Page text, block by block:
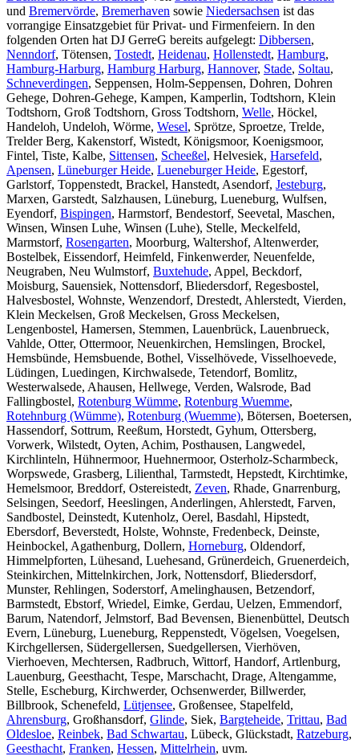
und Bremervörde, Bremerhaven sowie Niedersachsen ist das
vorrangige Einsatzgebiet für Privat- und Firmenfeiern. In den
folgenden Orten hat DJ GerreG bereits aufgelegt: Dibbersen,
Nenndorf, Tötensen, Tostedt, Heidenau, Hollenstedt, Hamburg,
Hamburg-Harburg, Hamburg Harburg, Hannover, Stade, Soltau,
Schneverdingen, Seppensen, Holm-Seppensen, Dohren, Dohren
Gehege, Dohren-Gehege, Kampen, Kamperlin, Todtshorn, Klein
Todtshorn, Groß Todtshorn, Gross Todtshorn, Welle, Höckel,
Handeloh, Undeloh, Wörme, Wesel, Sprötze, Sproetze, Trelde,
Trelder Berg, Kakenstorf, Wistedt, Königsmoor, Koenigsmoor,
Fintel, Tiste, Kalbe, Sittensen, Scheeßel, Helvesiek, Harsefeld,
Apensen, Lüneburger Heide, Lueneburger Heide, Egestorf,
Garlstorf, Toppenstedt, Brackel, Hanstedt, Asendorf, Jesteburg,
Marxen, Garstedt, Salzhausen, Lüneburg, Lueneburg, Wulfsen,
Eyendorf, Bispingen, Harmstorf, Bendestorf, Seevetal, Maschen,
Winsen, Winsen Luhe, Winsen (Luhe), Stelle, Meckelfeld,
Marmstorf, Rosengarten, Moorburg, Waltershof, Altenwerder,
Bostelbek, Eissendorf, Heimfeld, Finkenwerder, Neuenfelde,
Neugraben, Neu Wulmstorf, Buxtehude, Appel, Beckdorf,
Moisburg, Sauensiek, Nottensdorf, Bliedersdorf, Regesbostel,
Halvesbostel, Wohnste, Wenzendorf, Drestedt, Ahlerstedt, Vierden,
Klein Meckelsen, Groß Meckelsen, Gross Meckelsen,
Lengenbostel, Hamersen, Stemmen, Lauenbrück, Lauenbrueck,
Vahlde, Otter, Ottermoor, Neuenkirchen, Hemslingen, Brockel,
Hemsbünde, Hemsbuende, Bothel, Visselhövede, Visselhoevede,
Lüdingen, Luedingen, Kirchwalsede, Tetendorf, Bomlitz,
Westerwalsede, Ahausen, Hellwege, Verden, Walsrode, Bad
Fallingbostel, Rotenburg Wümme, Rotenburg Wuemme,
Rotehnburg (Wümme), Rotenburg (Wuemme), Bötersen, Boetersen,
Hassendorf, Sottrum, Reeßum, Horstedt, Gyhum, Ottersberg,
Vorwerk, Wilstedt, Oyten, Achim, Posthausen, Langwedel,
Kirchlinteln, Hühnermoor, Huehnermoor, Osterholz-Scharmbeck,
Worpswede, Grasberg, Lilienthal, Tarmstedt, Hepstedt, Kirchtimke,
Hemelsmoor, Breddorf, Ostereistedt, Zeven, Rhade, Gnarrenburg,
Selsingen, Seedorf, Heeslingen, Anderlingen, Ahlerstedt, Farven,
Sandbostel, Deinstedt, Kutenholz, Oerel, Basdahl, Hipstedt,
Ebersdorf, Beverstedt, Holste, Wohnste, Fredenbeck, Deinste,
Heinbockel, Agathenburg, Dollern, Horneburg, Oldendorf,
Himmelpforten, Lühesand, Luehesand, Grünerdeich, Gruenerdeich,
Steinkirchen, Mittelnkirchen, Jork, Nottensdorf, Bliedersdorf,
Munster, Rehlingen, Soderstorf, Amelinghausen, Betzendorf,
Barmstedt, Ebstorf, Wriedel, Eimke, Gerdau, Uelzen, Emmendorf,
Barum, Natendorf, Jelmstorf, Bad Bevensen, Bienenbüttel, Deutsch
Evern, Lüneburg, Lueneburg, Reppenstedt, Vögelsen, Voegelsen,
Kirchgellersen, Südergellersen, Suedgellersen, Vierhöven,
Vierhoeven, Mechtersen, Radbruch, Wittorf, Handorf, Artlenburg,
Lauenburg, Geesthacht, Tespe, Marschacht, Drage, Altengamme,
Stelle, Escheburg, Kirchwerder, Ochsenwerder, Billwerder,
Billbrook, Schenefeld, Lütjensee, Großensee, Stapelfeld,
Ahrensburg, Großhansdorf, Glinde, Siek, Bargteheide, Trittau, Bad
Oldesloe, Reinbek, Bad Schwartau, Lübeck, Glückstadt, Ratzeburg,
Geesthacht, Franken, Hessen, Mittelrhein, uvm.